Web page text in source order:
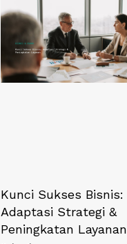
Kunci Sukses Bisnis:
Adaptasi Strategi &
Peningkatan Layanan